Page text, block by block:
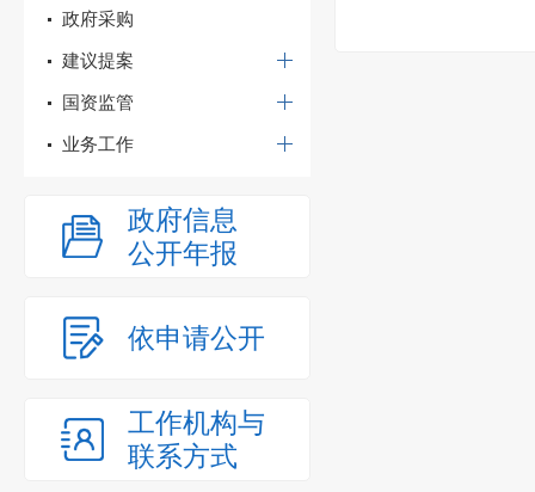
政府采购
建议提案
国资监管
业务工作
政府信息
公开年报
依申请公开
工作机构与
联系方式